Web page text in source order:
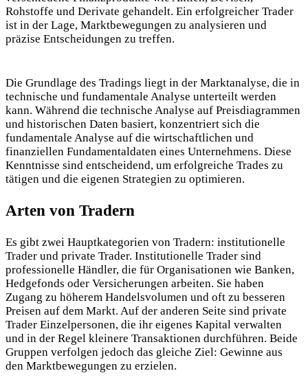
Rohstoffe und Derivate gehandelt. Ein erfolgreicher Trader
ist in der Lage, Marktbewegungen zu analysieren und
präzise Entscheidungen zu treffen.
Die Grundlage des Tradings liegt in der Marktanalyse, die in
technische und fundamentale Analyse unterteilt werden
kann. Während die technische Analyse auf Preisdiagrammen
und historischen Daten basiert, konzentriert sich die
fundamentale Analyse auf die wirtschaftlichen und
finanziellen Fundamentaldaten eines Unternehmens. Diese
Kenntnisse sind entscheidend, um erfolgreiche Trades zu
tätigen und die eigenen Strategien zu optimieren.
Arten von Tradern
Es gibt zwei Hauptkategorien von Tradern: institutionelle
Trader und private Trader. Institutionelle Trader sind
professionelle Händler, die für Organisationen wie Banken,
Hedgefonds oder Versicherungen arbeiten. Sie haben
Zugang zu höherem Handelsvolumen und oft zu besseren
Preisen auf dem Markt. Auf der anderen Seite sind private
Trader Einzelpersonen, die ihr eigenes Kapital verwalten
und in der Regel kleinere Transaktionen durchführen. Beide
Gruppen verfolgen jedoch das gleiche Ziel: Gewinne aus
den Marktbewegungen zu erzielen.